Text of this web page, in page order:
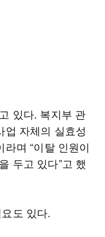
있다. 복지부 관
업 자체의 실효성
며 “이탈 인원이
두고 있다”고 했
도 있다.